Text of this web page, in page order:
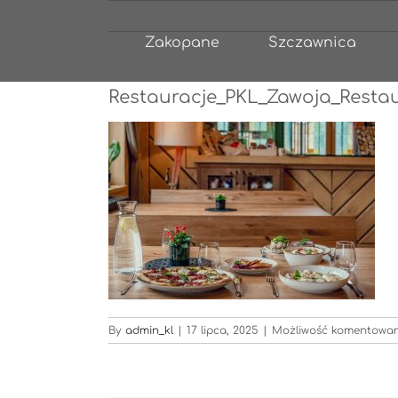
Zakopane Szczawnica
By admin_kl | 17 lipca, 2025 | Możliwość